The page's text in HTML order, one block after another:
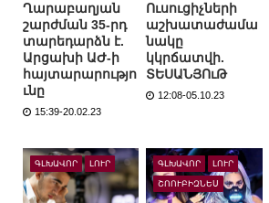
Ղարաբաղյան
շարժման 35-րդ
տարեդարձն է.
Արցախի ԱԺ-ի
հայտարարությո
ւնը
15:39-20.02.23
Ուսուցիչների
աշխատաժամա
նակը
կկրճատվի.
ՏԵՍԱՆՅՈւԹ
12:08-05.10.23
ԳԼԽԱՎՈՐ ԼՈՒՐ ԳԼԽԱՎՈՐ ԼՈՒՐ
ՇՈՈՒԲԻԶՆԵՍ